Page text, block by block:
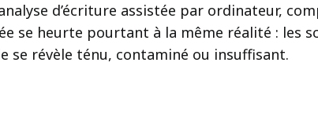
d’écriture assistée par ordinateur,
se heurte pourtant à la même réalité : les
se révèle ténu, contaminé ou insuffisant.